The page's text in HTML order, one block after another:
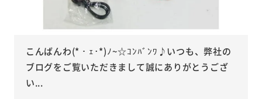
こんばんわ(*・ｪ･*)ﾉ~☆ｺﾝﾊﾞﾝﾜ♪いつも、弊社の
ブログをご覧いただきまして誠にありがとうござ
い...